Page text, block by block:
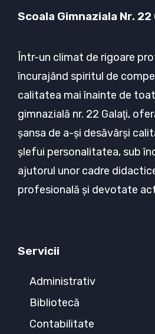
Scoala Gimnaziala Nr. 22
Într-un climat de rigoare
încurajând spiritul de
calitatea mai înainte de
gimnazială nr. 22 Galaţi,
şansa de a-şi desăvârşi
şlefui personalitatea, sub
ajutorul unor cadre
profesională şi devotate
Servicii
Administrativ
Bibliotecă
Contabilitate